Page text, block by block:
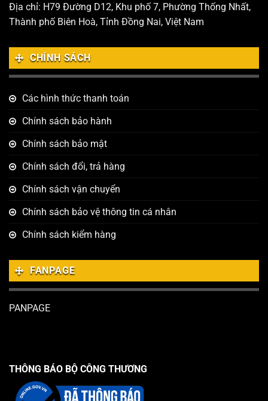
Địa chỉ: H79 Đường D12, Khu phố 7, Phường Thống Nhất,
Thành phố Biên Hoà, Tỉnh Đồng Nai, Việt Nam
CHÍNH SÁCH
Các hình thức thanh toán
Chính sách bảo hành
Chính sách bảo mật
Chính sách đổi, trả hàng
Chính sách vận chuyển
Chính sách bảo vệ thông tin cá nhân
Chính sách kiểm hàng
FANPAGE
PANPAGE
THÔNG BÁO BỘ CÔNG THƯƠNG